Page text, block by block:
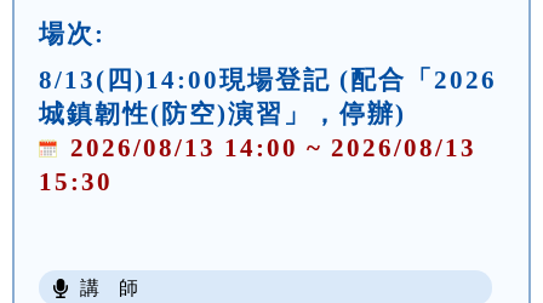
場次:
8/13(四)14:00現場登記 (配合「2026
城鎮韌性(防空)演習」，停辦)
2026/08/13 14:00 ~ 2026/08/13
15:30
講 師